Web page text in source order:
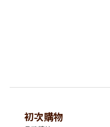
初次購物